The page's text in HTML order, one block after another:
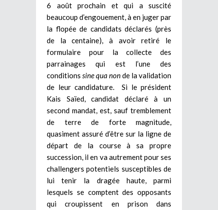
6 août prochain et qui a suscité
beaucoup d’engouement, à en juger par
la flopée de candidats déclarés (près
de la centaine), à avoir retiré le
formulaire pour la collecte des
parrainages qui est l’une des
conditions sine qua nonde la validation
de leur candidature. Si le président
Kais Saïed, candidat déclaré à un
second mandat, est, sauf tremblement
de terre de forte magnitude,
quasiment assuré d’être sur la ligne de
départ de la course à sa propre
succession, il en va autrement pour ses
challengers potentiels susceptibles de
lui tenir la dragée haute, parmi
lesquels se comptent des opposants
qui croupissent en prison dans